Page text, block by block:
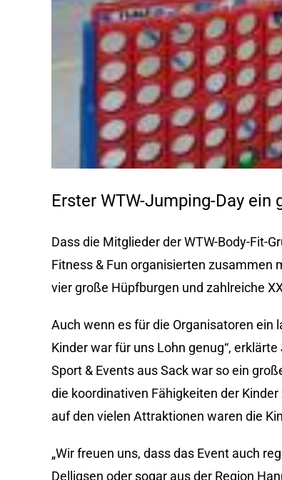
Erster WTW-Jumping-Day ein
Dass die Mitglieder der WTW-Body-Fit-
Fitness & Fun organisierten zusammen
vier große Hüpfburgen und zahlreiche
Auch wenn es für die Organisatoren ein
Kinder war für uns Lohn genug“,
Sport & Events aus Sack war so ein
die koordinativen Fähigkeiten der
auf den vielen Attraktionen waren die
„Wir freuen uns, dass das Event auch
Delligsen oder sogar aus der Region